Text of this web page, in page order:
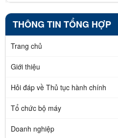
THÔNG TIN TỔNG HỢP
Trang chủ
Giới thiệu
Hỏi đáp về Thủ tục hành chính
Tổ chức bộ máy
Doanh nghiệp